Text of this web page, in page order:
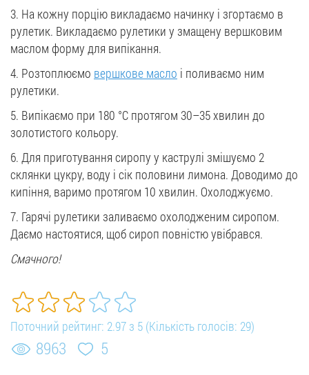
3. На кожну порцію викладаємо начинку і згортаємо в
рулетик. Викладаємо рулетики у змащену вершковим
маслом форму для випікання.
4. Розтоплюємо вершкове масло і поливаємо ним
рулетики.
5. Випікаємо при 180 °C протягом 30–35 хвилин до
золотистого кольору.
6. Для приготування сиропу у каструлі змішуємо 2
склянки цукру, воду і сік половини лимона. Доводимо до
кипіння, варимо протягом 10 хвилин. Охолоджуємо.
7. Гарячі рулетики заливаємо охолодженим сиропом.
Даємо настоятися, щоб сироп повністю увібрався.
Смачного!
Поточний рейтинг: 2.97 з 5 (Кількість голосів: 29)
8963 5